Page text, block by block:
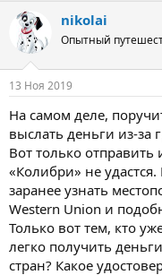
к
ц
и
nikolai
Опытный
13 Ноя 2019
На самом деле,
выслать деньги из-
Вот только
«Колибри» не
заранее узнать
Western Union и
Только вот тем, кто
легко получить
стран? Какое